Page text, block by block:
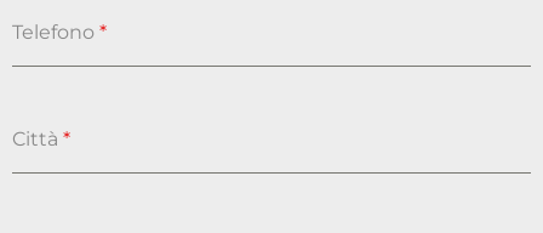
Telefono *
Città *